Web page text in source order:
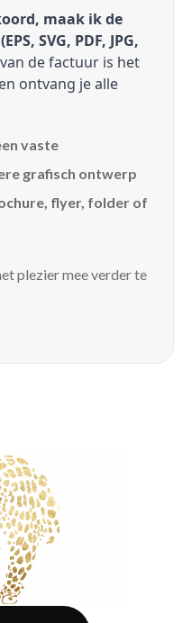
maak ik de
SVG, PDF, JPG,
de factuur is het
ontvang je alle
vaste
grafisch ontwerp
flyer, folder of
plezier mee verder te